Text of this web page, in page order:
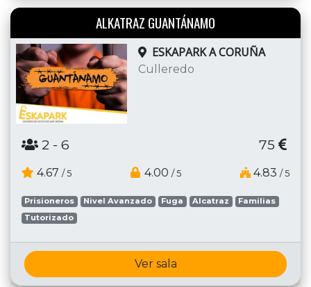
ALKATRAZ GUANTÁNAMO
ESKAPARK A CORUÑA
Culleredo
2 - 6 75
4.67 / 5 4.00 / 5 4.83 / 5
Prisioneros Nivel Avanzado Fuga Alcatraz
Familias
Tutorizado
Ver sala